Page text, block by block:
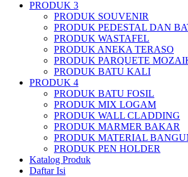
PRODUK 3
PRODUK SOUVENIR
PRODUK PEDESTAL DAN
PRODUK WASTAFEL
PRODUK ANEKA TERASO
PRODUK PARQUETE
PRODUK BATU KALI
PRODUK 4
PRODUK BATU FOSIL
PRODUK MIX LOGAM
PRODUK WALL CLADDING
PRODUK MARMER BAKAR
PRODUK MATERIAL
PRODUK PEN HOLDER
Katalog Produk
Daftar Isi